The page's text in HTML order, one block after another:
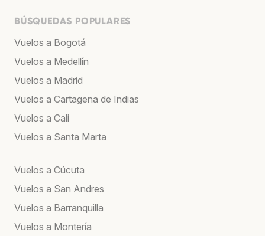
BÚSQUEDAS POPULARES
Vuelos a Bogotá
Vuelos a Medellín
Vuelos a Madrid
Vuelos a Cartagena de Indias
Vuelos a Cali
Vuelos a Santa Marta
Vuelos a Cúcuta
Vuelos a San Andres
Vuelos a Barranquilla
Vuelos a Montería